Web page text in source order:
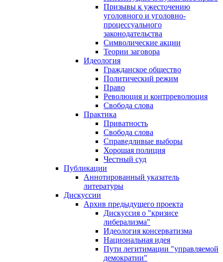
Призывы к ужесточению
уголовного и уголовно-
процессуального
законодательства
Символические акции
Теории заговора
Идеология
Гражданское общество
Политический режим
Право
Революция и контрреволюция
Свобода слова
Практика
Приватность
Свобода слова
Справедливые выборы
Хорошая полиция
Честный суд
Публикации
Аннотированный указатель
литературы
Дискуссии
Архив предыдущего проекта
Дискуссия о "кризисе
либерализма"
Идеология консерватизма
Национальная идея
Пути легитимации "управляемой
демократии"